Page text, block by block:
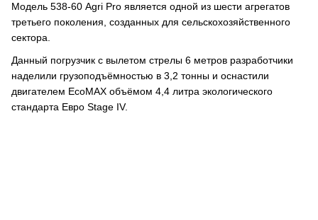
Модель 538-60 Agri Pro является одной из шести агрегатов
третьего поколения, созданных для сельскохозяйственного
сектора.
Данный погрузчик с вылетом стрелы 6 метров разработчики
наделили грузоподъёмностью в 3,2 тонны и оснастили
двигателем EcoMAX объёмом 4,4 литра экологического
стандарта Евро Stage IV.